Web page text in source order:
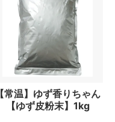
【常温】ゆず香りちゃん
【ゆず皮粉末】1kg